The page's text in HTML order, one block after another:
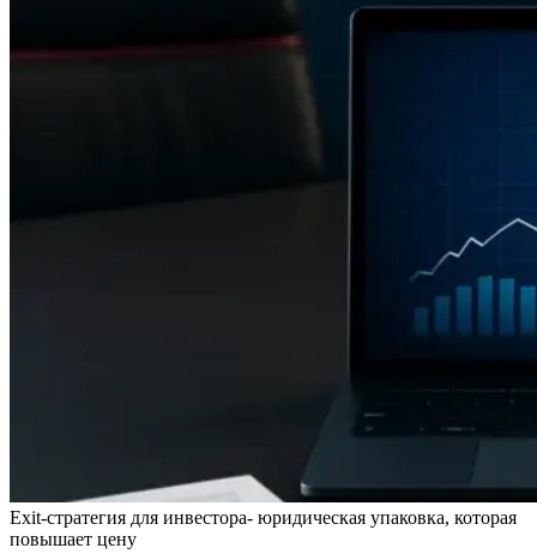
Exit-стратегия для инвестора- юридическая упаковка, которая
повышает цену